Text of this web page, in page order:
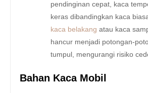
pendinginan cepat, kaca
keras dibandingkan kaca
kaca belakang atau kaca
hancur menjadi potongan-
tumpul, mengurangi risiko
Bahan Kaca Mobil